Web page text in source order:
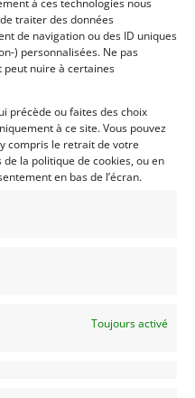
traiter des données
de navigation ou des ID uniques
) personnalisées. Ne pas
nuire à certaines
précède ou faites des choix
à ce site. Vous pouvez
compris le retrait de votre
la politique de cookies, ou en
en bas de l’écran.
Toujours activé
de ce modèle